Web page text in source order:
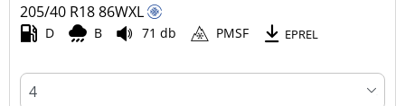
205/40 R1886WXL
D B 71 db PMSF EPREL